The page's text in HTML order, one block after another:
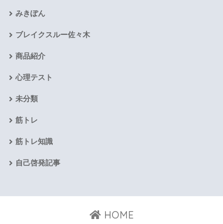
みきぽん
ブレイクスルー佐々木
商品紹介
心理テスト
未分類
筋トレ
筋トレ知識
自己啓発記事
HOME